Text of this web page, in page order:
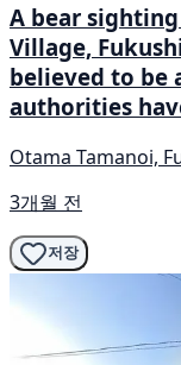
A bear
Village,
believed to be
authorities
Otama Tamanoi,
3개월 전
저장